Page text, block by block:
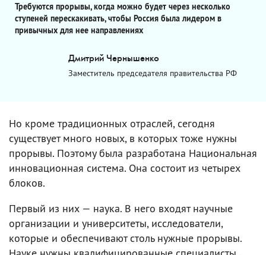
Требуются прорывы, когда можно будет через несколько
ступеней перескакивать, чтобы Россия была лидером в
привычных для нее направлениях
Дмитрий Чернышенко
Заместитель председателя правительства РФ
Но кроме традиционных отраслей, сегодня
существует много новых, в которых тоже нужны
прорывы. Поэтому была разработана Национальная
инновационная система. Она состоит из четырех
блоков.
Первый из них — наука. В него входят научные
организации и университеты, исследователи,
которые и обеспечивают столь нужные прорывы.